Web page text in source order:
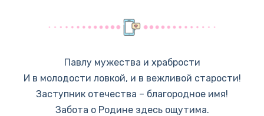
Павлу мужества и храбрости
И в молодости ловкой, и в вежливой старости!
Заступник отечества – благородное имя!
Забота о Родине здесь ощутима.